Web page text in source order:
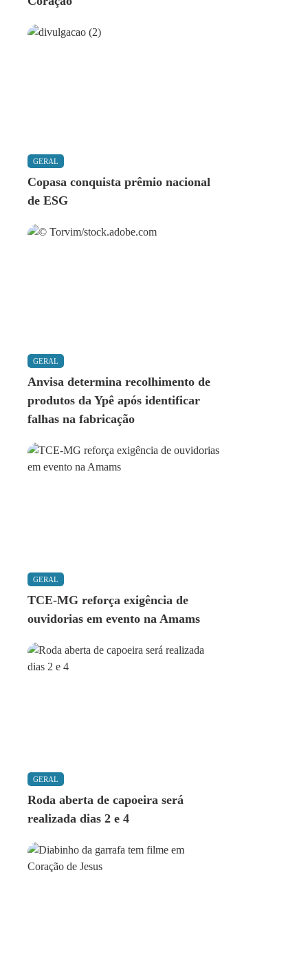
GERAL
Copasa conquista prêmio nacional
de ESG
GERAL
Anvisa determina recolhimento de
produtos da Ypê após identificar
falhas na fabricação
GERAL
TCE-MG reforça exigência de
ouvidorias em evento na Amams
GERAL
Roda aberta de capoeira será
realizada dias 2 e 4